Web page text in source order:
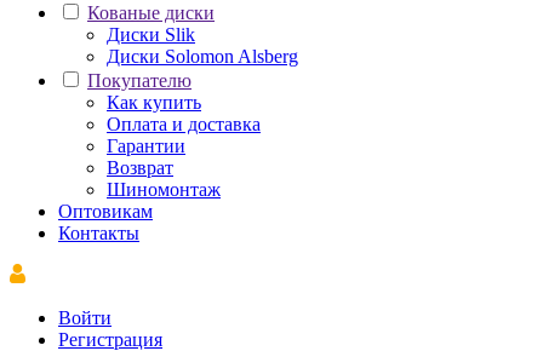
Кованые диски
Диски Slik
Диски Solomon Alsberg
Покупателю
Как купить
Оплата и доставка
Гарантии
Возврат
Шиномонтаж
Оптовикам
Контакты
Войти
Регистрация